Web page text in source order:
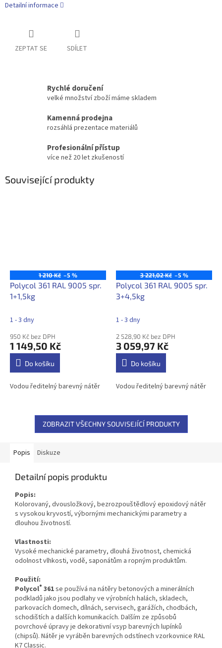
Detailní informace
ZEPTAT SE SDÍLET
Rychlé doručení
velké množství zboží máme skladem
Kamenná prodejna
rozsáhlá prezentace materiálů
Profesionální přístup
více než 20 let zkušeností
Související produkty
1 210 Kč –5 %
Polycol 361 RAL 9005 spr.
1+1,5kg
1 - 3 dny
950 Kč bez DPH
1 149,50 Kč
Do košíku
Vodou ředitelný barevný nátěr
3 221,02 Kč –5 %
Polycol 361 RAL 9005 spr.
3+4,5kg
1 - 3 dny
2 528,90 Kč bez DPH
3 059,97 Kč
Do košíku
Vodou ředitelný barevný nátěr
ZOBRAZIT VŠECHNY SOUVISEJÍCÍ PRODUKTY
Popis Diskuze
Detailní popis produktu
Popis:
Kolorovaný, dvousložkový, bezrozpouštědlový epoxidový nátěr
s vysokou kryvostí, výbornými mechanickými parametry a
dlouhou životností.
Vlastnosti:
Vysoké mechanické parametry, dlouhá životnost, chemická
odolnost vlhkosti, vodě, saponátům a ropným produktům.
Použití:
Polycol® 361se používá na nátěry betonových a minerálních
podkladů jako jsou podlahy ve výrobních halách, skladech,
parkovacích domech, dílnách, servisech, garážích, chodbách,
schodištích a dalších komunikacích. Dalším ze způsobů
povrchové úpravy je dekorativní vsyp barevných lupínků
(chipsů). Nátěr je vyráběn barevných odstínech vzorkovnice RAL
K7 Classic.